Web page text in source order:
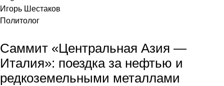
Игорь Шестаков
Политолог
Саммит «Центральная Азия —
Италия»: поездка за нефтью и
редкоземельными металлами